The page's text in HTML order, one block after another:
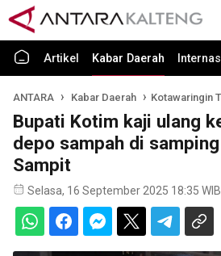
Artikel Kabar Daerah
ANTARA Kabar Daerah Kotawaringin
Bupati Kotim kaji ulang
depo sampah di
Sampit
Selasa, 16 September 2025 18:35 WIB